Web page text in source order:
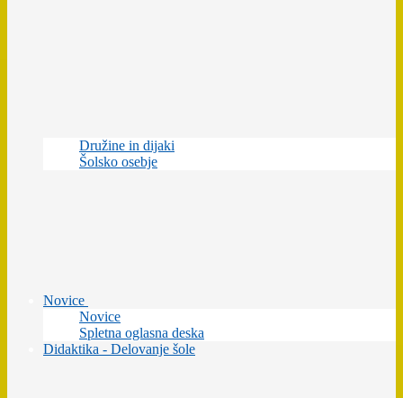
Družine in dijaki
Šolsko osebje
Novice
Novice
Spletna oglasna deska
Didaktika - Delovanje šole